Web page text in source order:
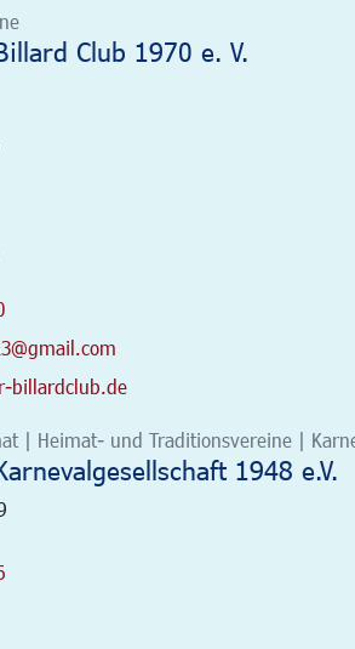
Club 1970 e. V.
billardclub.de
| Heimat- und Traditionsvereine |
1948 e.V.